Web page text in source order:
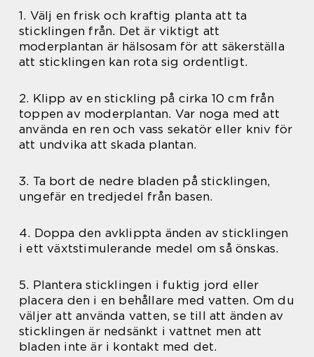
1. Välj en frisk och kraftig planta att ta
sticklingen från. Det är viktigt att
moderplantan är hälsosam för att säkerställa
att sticklingen kan rota sig ordentligt.
2. Klipp av en stickling på cirka 10 cm från
toppen av moderplantan. Var noga med att
använda en ren och vass sekatör eller kniv för
att undvika att skada plantan.
3. Ta bort de nedre bladen på sticklingen,
ungefär en tredjedel från basen.
4. Doppa den avklippta änden av sticklingen
i ett växtstimulerande medel om så önskas.
5. Plantera sticklingen i fuktig jord eller
placera den i en behållare med vatten. Om du
väljer att använda vatten, se till att änden av
sticklingen är nedsänkt i vattnet men att
bladen inte är i kontakt med det.